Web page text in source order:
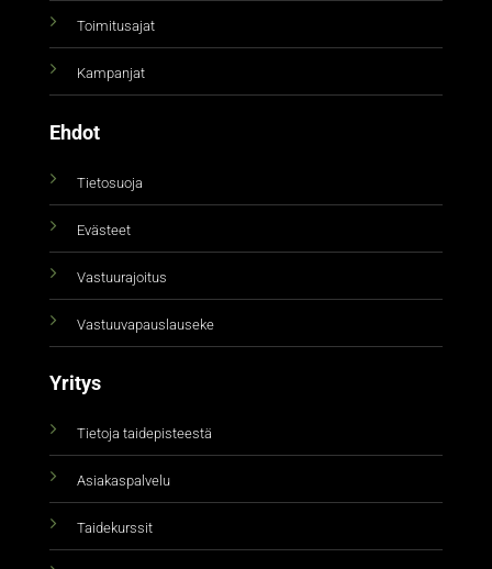
Toimitusajat
Kampanjat
Ehdot
Tietosuoja
Evästeet
Vastuurajoitus
Vastuuvapauslauseke
Yritys
Tietoja taidepisteestä
Asiakaspalvelu
Taidekurssit